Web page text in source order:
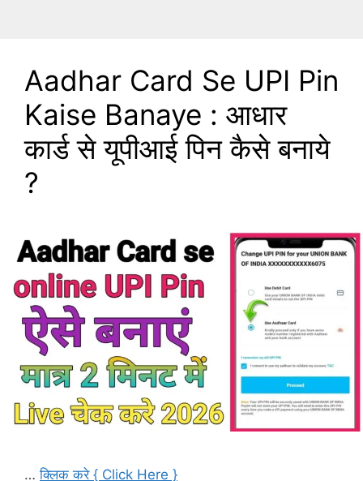
Aadhar Card Se UPI Pin
Kaise Banaye : आधार
कार्ड से यूपीआई पिन कैसे बनाये
?
…क्लिक करे { Click Here }